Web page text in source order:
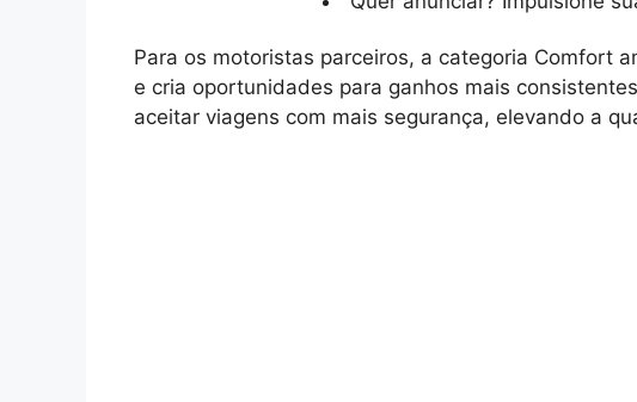
Para os motoristas parceiros, a categoria Comfort
e cria oportunidades para ganhos mais
aceitar viagens com mais segurança, elevando a